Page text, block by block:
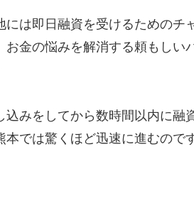
は即日融資を受けるためのチ
金の悩みを解消する頼もしい
みをしてから数時間以内に融
では驚くほど迅速に進むので